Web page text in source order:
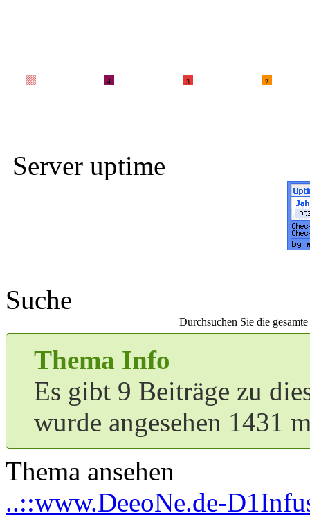
4 3 2
Server uptime
Suche
Durchsuchen Sie die
Thema Info
Es gibt 9 Beiträge zu
wurde angesehen 1431
Thema ansehen
..::www.DeeoNe.de-